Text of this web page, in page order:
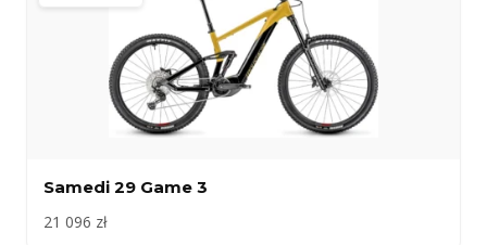
Samedi 29 Game 3
21 096 zł